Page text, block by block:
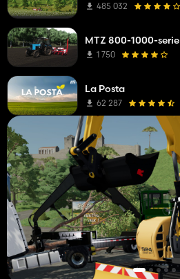
485 032
MTZ 800-1000-serie
1 750
La Posta
62 287